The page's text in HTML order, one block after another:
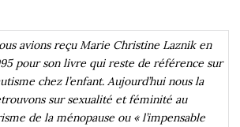
avions reçu Marie Christine Laznik en
pour son livre qui reste de référence sur
chez l’enfant. Aujourd’hui nous la
sur sexualité et féminité au
de la ménopause ou « l’impensable